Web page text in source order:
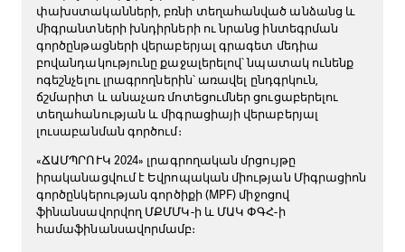
փախստականների, բռնի տեղահանված անձանց և
միգրանտների խնդիրների ու նրանց ինտեգրման
գործընթացների վերաբերյալ գրագետ մեդիա
բովանդակությունը քաջալերելով՝ նպատակ ունենք
ոգեշնչելու լրագրողներին՝ առավել ընդգրկուն,
ճշմարիտ և անաչառ մոտեցումներ ցուցաբերելու
տեղահանության և միգրացիայի վերաբերյալ
լուսաբանման գործում։
«ՃԱՄՊՐՈՒԿ 2024» լրագրողական մրցույթը
իրականացվում է Եվրոպական միության Միգրացիոն
գործընկերության գործիքի (MPF) միջոցով
ֆինանսավորվող ՄՔՄՄԿ-ի և ՄԱԿ ՓԳՀ-ի
համաֆինանսավորմամբ։